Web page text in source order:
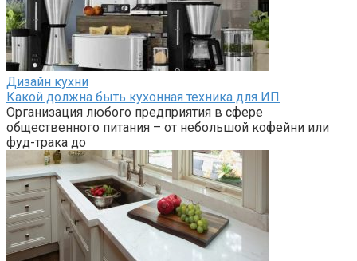
Дизайн кухни
Какой должна быть кухонная техника для ИП
Организация любого предприятия в сфере
общественного питания – от небольшой кофейни или
фуд-трака до